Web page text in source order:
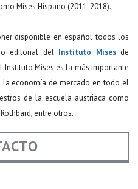
Mises Hispano (2011-2018).
disponible en español todos los
editorial del Instituto Misesde
Instituto Mises es la más importante
economía de mercado en todo el
de la escuela austriaca como
entre otros.